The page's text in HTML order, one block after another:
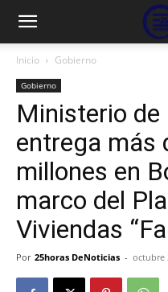
Inicio Gobierno
Gobierno
Ministerio de
entrega más
millones en
marco del
Viviendas
Por 25horas DeNoticias - octubre